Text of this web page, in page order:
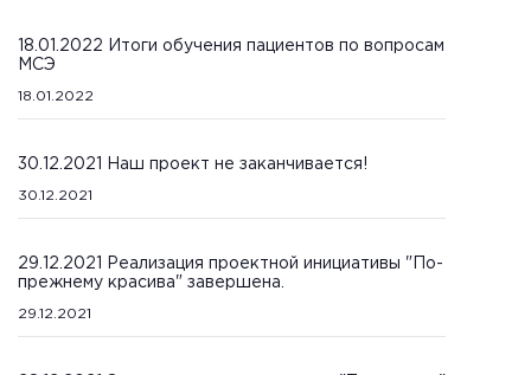
18.01.2022 Итоги обучения пациентов по вопросам
МСЭ
18.01.2022
30.12.2021 Наш проект не заканчивается!
30.12.2021
29.12.2021 Реализация проектной инициативы "По-
прежнему красива" завершена.
29.12.2021